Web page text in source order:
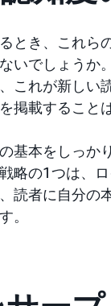
とき、これら
いでしょうか
これが新しい
掲載すること
基本をしっか
略の1つは、
読者に自分の
。